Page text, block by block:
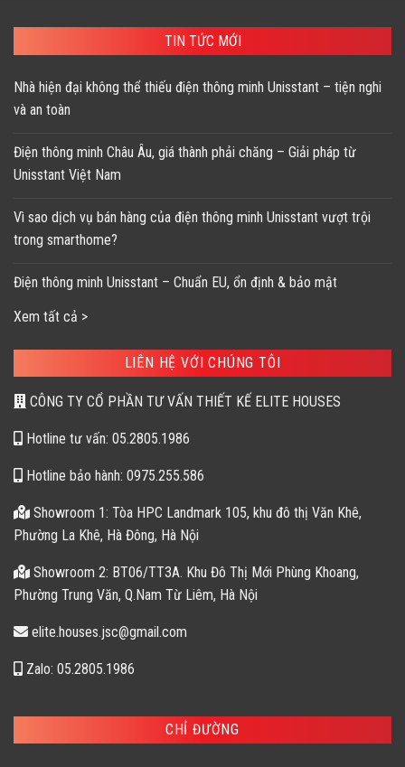
TIN TỨC MỚI
Nhà hiện đại không thể thiếu điện thông minh Unisstant – tiện nghi
và an toàn
Điện thông minh Châu Âu, giá thành phải chăng – Giải pháp từ
Unisstant Việt Nam
Vì sao dịch vụ bán hàng của điện thông minh Unisstant vượt trội
trong smarthome?
Điện thông minh Unisstant – Chuẩn EU, ổn định & bảo mật
Xem tất cả >
LIÊN HỆ VỚI CHÚNG TÔI
CÔNG TY CỔ PHẦN TƯ VẤN THIẾT KẾ ELITE HOUSES
Hotline tư vấn: 05.2805.1986
Hotline bảo hành: 0975.255.586
Showroom 1: Tòa HPC Landmark 105, khu đô thị Văn Khê,
Phường La Khê, Hà Đông, Hà Nội
Showroom 2: BT06/TT3A. Khu Đô Thị Mới Phùng Khoang,
Phường Trung Văn, Q.Nam Từ Liêm, Hà Nội
elite.houses.jsc@gmail.com
Zalo: 05.2805.1986
CHỈ ĐƯỜNG